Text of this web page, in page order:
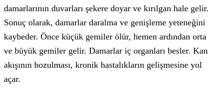
damarlarının duvarları şekere doyar ve kırılgan hale gelir.
Sonuç olarak, damarlar daralma ve genişleme yeteneğini
kaybeder. Önce küçük gemiler ölür, hemen ardından orta
ve büyük gemiler gelir. Damarlar iç organları besler. Kan
akışının bozulması, kronik hastalıkların gelişmesine yol
açar.